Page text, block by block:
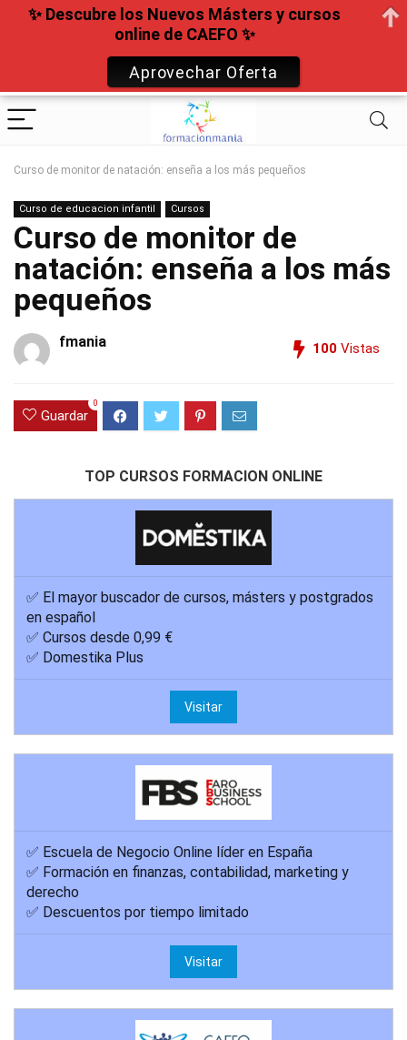
Curso de monitor de natación: enseña a los más pequeños
Curso de educacion infantil Cursos
Curso de monitor de
natación: enseña a los más
pequeños
fmania 100 Vistas
Guardar
0
TOP CURSOS FORMACION ONLINE
✅ El mayor buscador de cursos, másters y postgrados
en español
✅ Cursos desde 0,99 €
✅ Domestika Plus
Visitar
✅ Escuela de Negocio Online líder en España
✅ Formación en finanzas, contabilidad, marketing y
derecho
✅ Descuentos por tiempo limitado
Visitar
✨ Descubre los Nuevos Másters y cursos
online de CAEFO ✨
Aprovechar Oferta